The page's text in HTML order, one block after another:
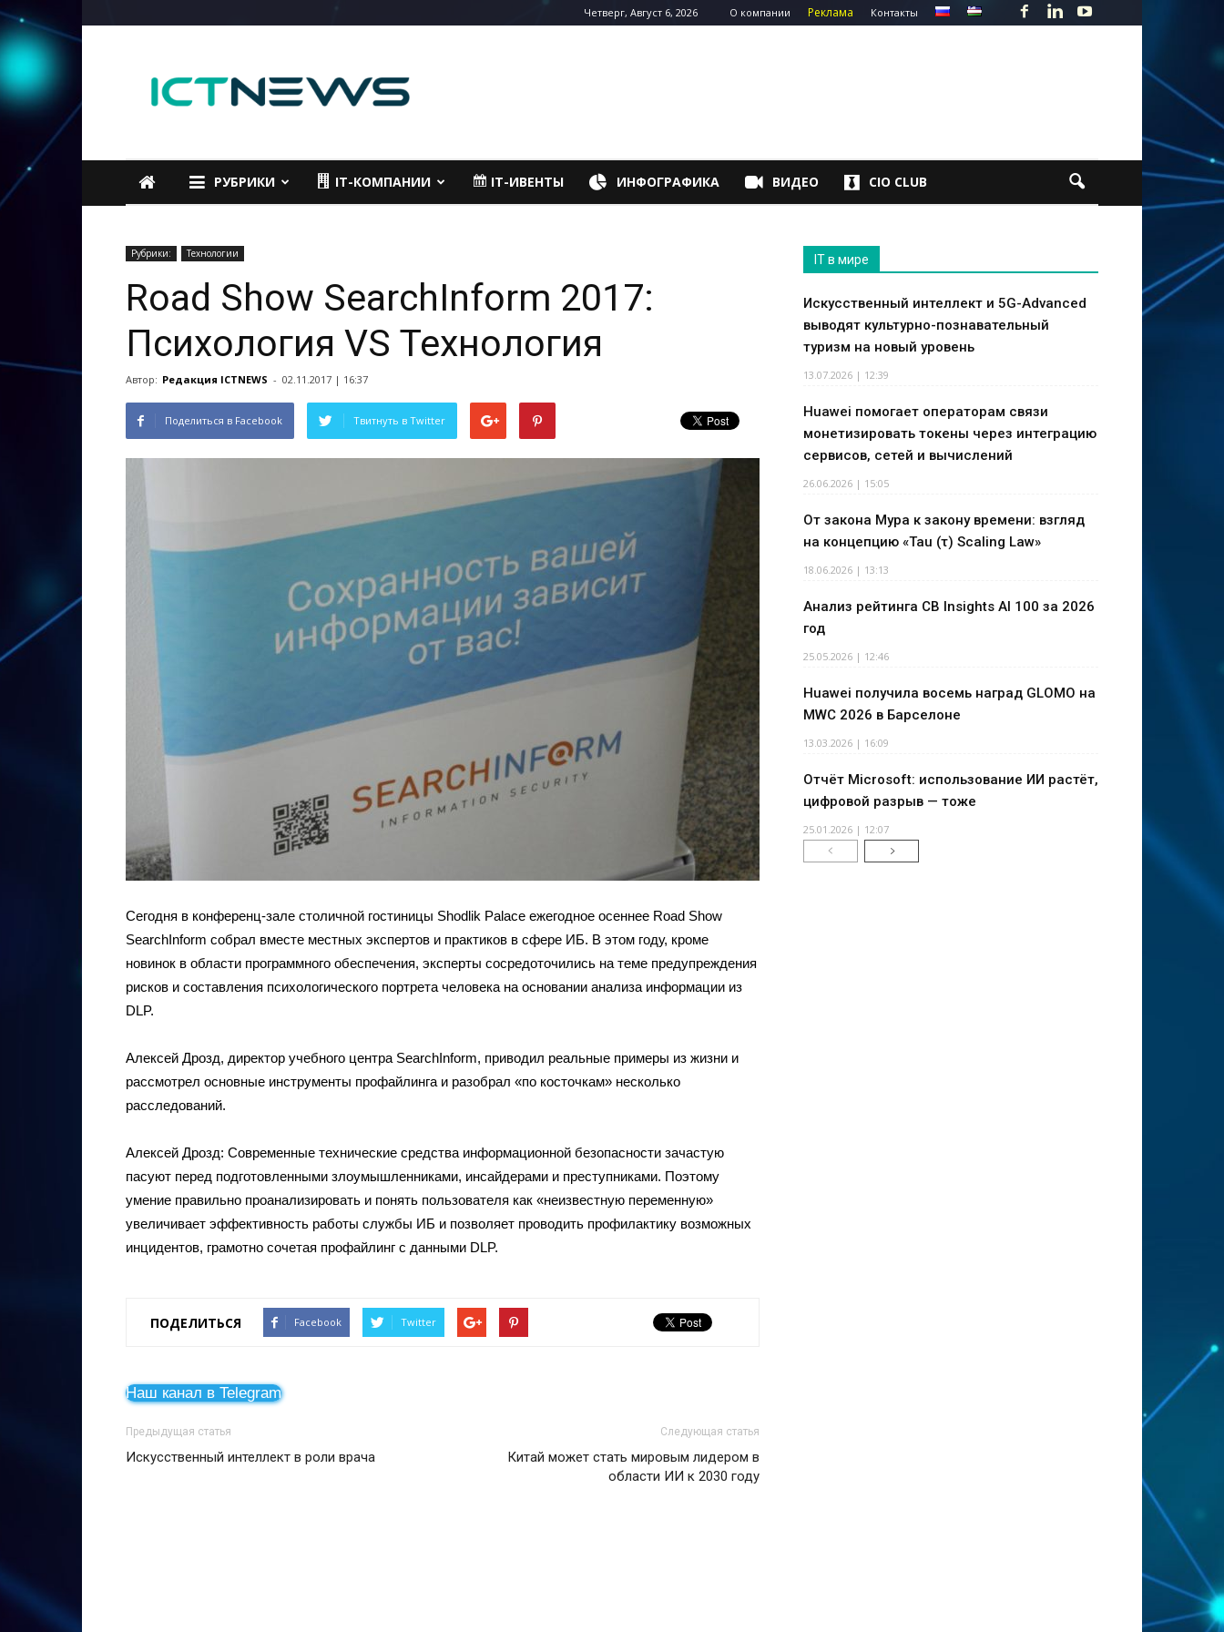
Четверг, Август 6, 2026 О компании Реклама Контакты
РУБРИКИ IT-КОМПАНИИ IT-ИВЕНТЫ ИНФОГРАФИКА ВИДЕО CIO CLUB
Рубрики: Технологии
Road Show SearchInform 2017:
Психология VS Технология
Автор: Редакция ICTNEWS - 02.11.2017 | 16:37
Поделиться в Facebook Твитнуть в Twitter
Сегодня в конференц-зале столичной гостиницы Shodlik Palace ежегодное осеннее Road Show
SearchInform собрал вместе местных экспертов и практиков в сфере ИБ. В этом году, кроме
новинок в области программного обеспечения, эксперты сосредоточились на теме предупреждения
рисков и составления психологического портрета человека на основании анализа информации из
DLP.
Алексей Дрозд, директор учебного центра SearchInform, приводил реальные примеры из жизни и
рассмотрел основные инструменты профайлинга и разобрал «по косточкам» несколько
расследований.
Алексей Дрозд: Современные технические средства информационной безопасности зачастую
пасуют перед подготовленными злоумышленниками, инсайдерами и преступниками. Поэтому
умение правильно проанализировать и понять пользователя как «неизвестную переменную»
увеличивает эффективность работы службы ИБ и позволяет проводить профилактику возможных
инцидентов, грамотно сочетая профайлинг с данными DLP.
ПОДЕЛИТЬСЯ Facebook Twitter
Наш канал в Telegram
Предыдущая статья
Искусственный интеллект в роли врача
Следующая статья
Китай может стать мировым лидером в
области ИИ к 2030 году
IT в мире
Искусственный интеллект и 5G-Advanced
выводят культурно-познавательный
туризм на новый уровень
13.07.2026 | 12:39
Huawei помогает операторам связи
монетизировать токены через интеграцию
сервисов, сетей и вычислений
26.06.2026 | 15:05
От закона Мура к закону времени: взгляд
на концепцию «Tau (τ) Scaling Law»
18.06.2026 | 13:13
Анализ рейтинга CB Insights AI 100 за 2026
год
25.05.2026 | 12:46
Huawei получила восемь наград GLOMO на
MWC 2026 в Барселоне
13.03.2026 | 16:09
Отчёт Microsoft: использование ИИ растёт,
цифровой разрыв — тоже
25.01.2026 | 12:07